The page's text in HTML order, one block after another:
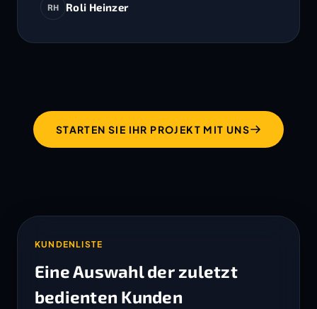
RH Roli Heinzer
STARTEN SIE IHR PROJEKT MIT UNS
KUNDENLISTE
Eine Auswahl der zuletzt
bedienten Kunden